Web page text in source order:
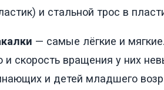
и стальной трос в
— самые лёгкие и
и скорость вращения у них
и детей младшего